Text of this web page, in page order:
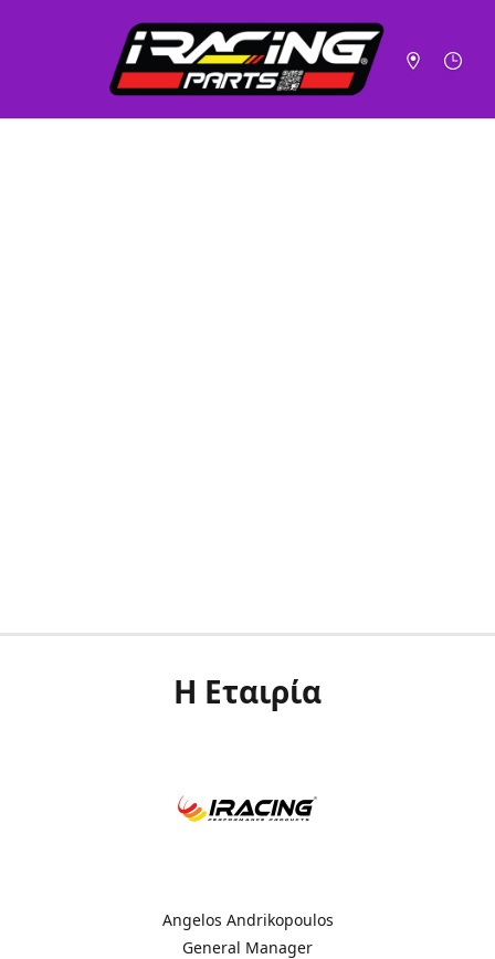
Η Εταιρία
Angelos Andrikopoulos
General Manager